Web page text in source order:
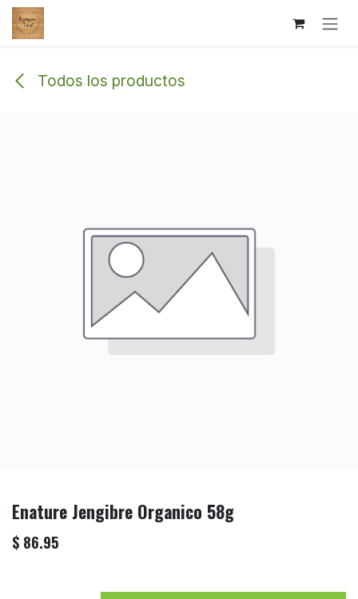
Ir al contenido
Todos los productos
Enature Jengibre Organico 58g
$ 86.95